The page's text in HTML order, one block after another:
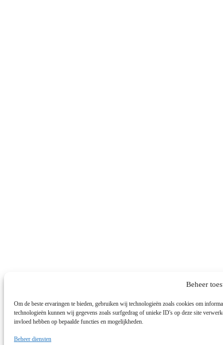
Beheer
Om de beste ervaringen te bieden, gebruiken wij technologieën zoals cookies om
technologieën kunnen wij gegevens zoals surfgedrag of unieke ID's op deze site
invloed hebben op bepaalde functies en mogelijkheden.
Beheer diensten